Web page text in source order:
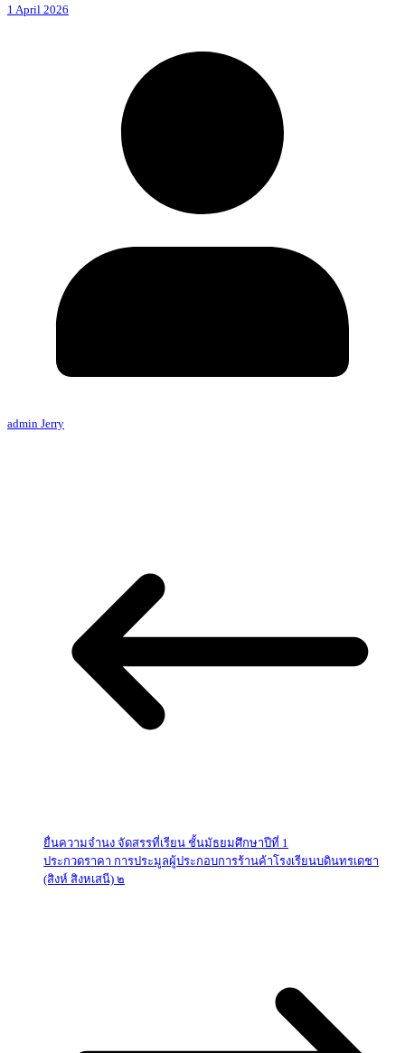
1 April 2026
admin Jerry
ยื่นความจำนง จัดสรรที่เรียน ชั้นมัธยมศึกษาปีที่ 1
ประกวดราคา การประมูลผู้ประกอบการร้านค้าโรงเรียนบดินทรเดชา
(สิงห์ สิงหเสนี) ๒